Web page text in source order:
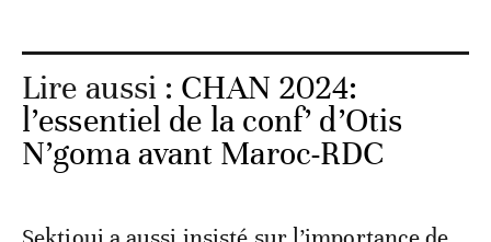
Lire aussi : CHAN 2024:
l’essentiel de la conf’ d’Otis
N’goma avant Maroc-RDC